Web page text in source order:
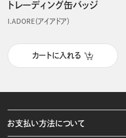
トレーディング缶バッジ
I.ADORE（アイアドア）
カートに入れる
お支払い方法について